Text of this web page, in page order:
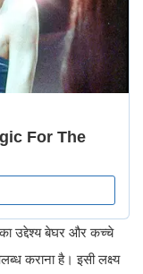
उद्देश्य बेघर और कच्चे
कराना है। इसी लक्ष्य